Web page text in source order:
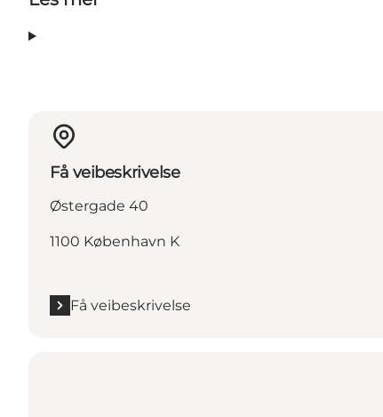
Få veibeskrivelse
Østergade 40
1100 København K
Få veibeskrivelse